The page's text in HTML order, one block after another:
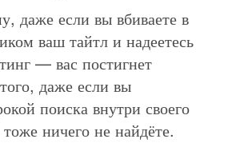
даже если вы вбиваете в
ваш тайтл и надеетесь
— вас постигнет
даже если вы
поиска внутри своего
ничего не найдёте.